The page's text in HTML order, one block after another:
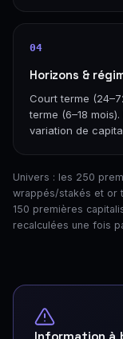
04
Horizons &
Court terme
terme (6–18
variation de
Univers : les 250
wrappés/stakés et or
150 premières
recalculées une fois